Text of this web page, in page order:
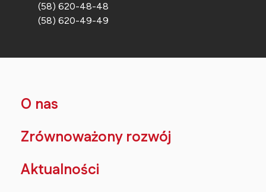
(58) 620-48-48
(58) 620-49-49
O nas
Zrównoważony rozwój
Aktualności